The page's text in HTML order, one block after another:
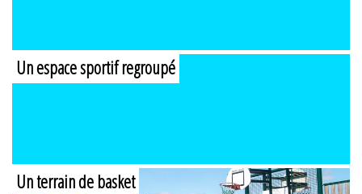
Un espace sportif regroupé
Un terrain de basket